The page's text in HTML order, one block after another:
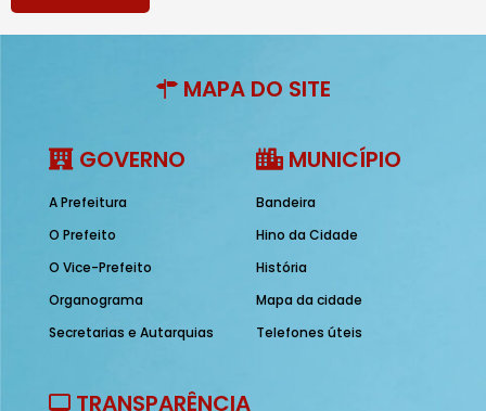
MAPA DO SITE
GOVERNO
A Prefeitura
O Prefeito
O Vice-Prefeito
Organograma
Secretarias e Autarquias
MUNICÍPIO
Bandeira
Hino da Cidade
História
Mapa da cidade
Telefones úteis
TRANSPARÊNCIA